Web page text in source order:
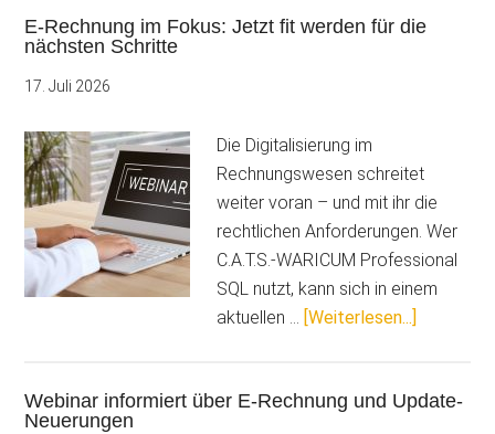
E-Rechnung im Fokus: Jetzt fit werden für die
nächsten Schritte
17. Juli 2026
Die Digitalisierung im
Rechnungswesen schreitet
weiter voran – und mit ihr die
rechtlichen Anforderungen. Wer
C.A.T.S.-WARICUM Professional
SQL nutzt, kann sich in einem
aktuellen … [Weiterlesen...]
Fokus:
Webinar informiert über E-Rechnung und Update-
Neuerungen